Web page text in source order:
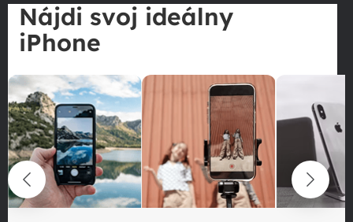
Nájdi svoj ideálny
iPhone